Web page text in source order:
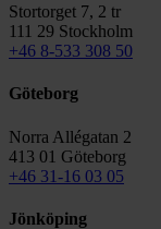
Stortorget 7, 2 tr
111 29 Stockholm
+46 8-533 308 50
Göteborg
Norra Allégatan 2
413 01 Göteborg
+46 31-16 03 05
Jönköping